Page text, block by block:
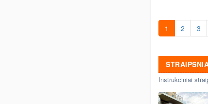
1 2 3
Instrukciniai